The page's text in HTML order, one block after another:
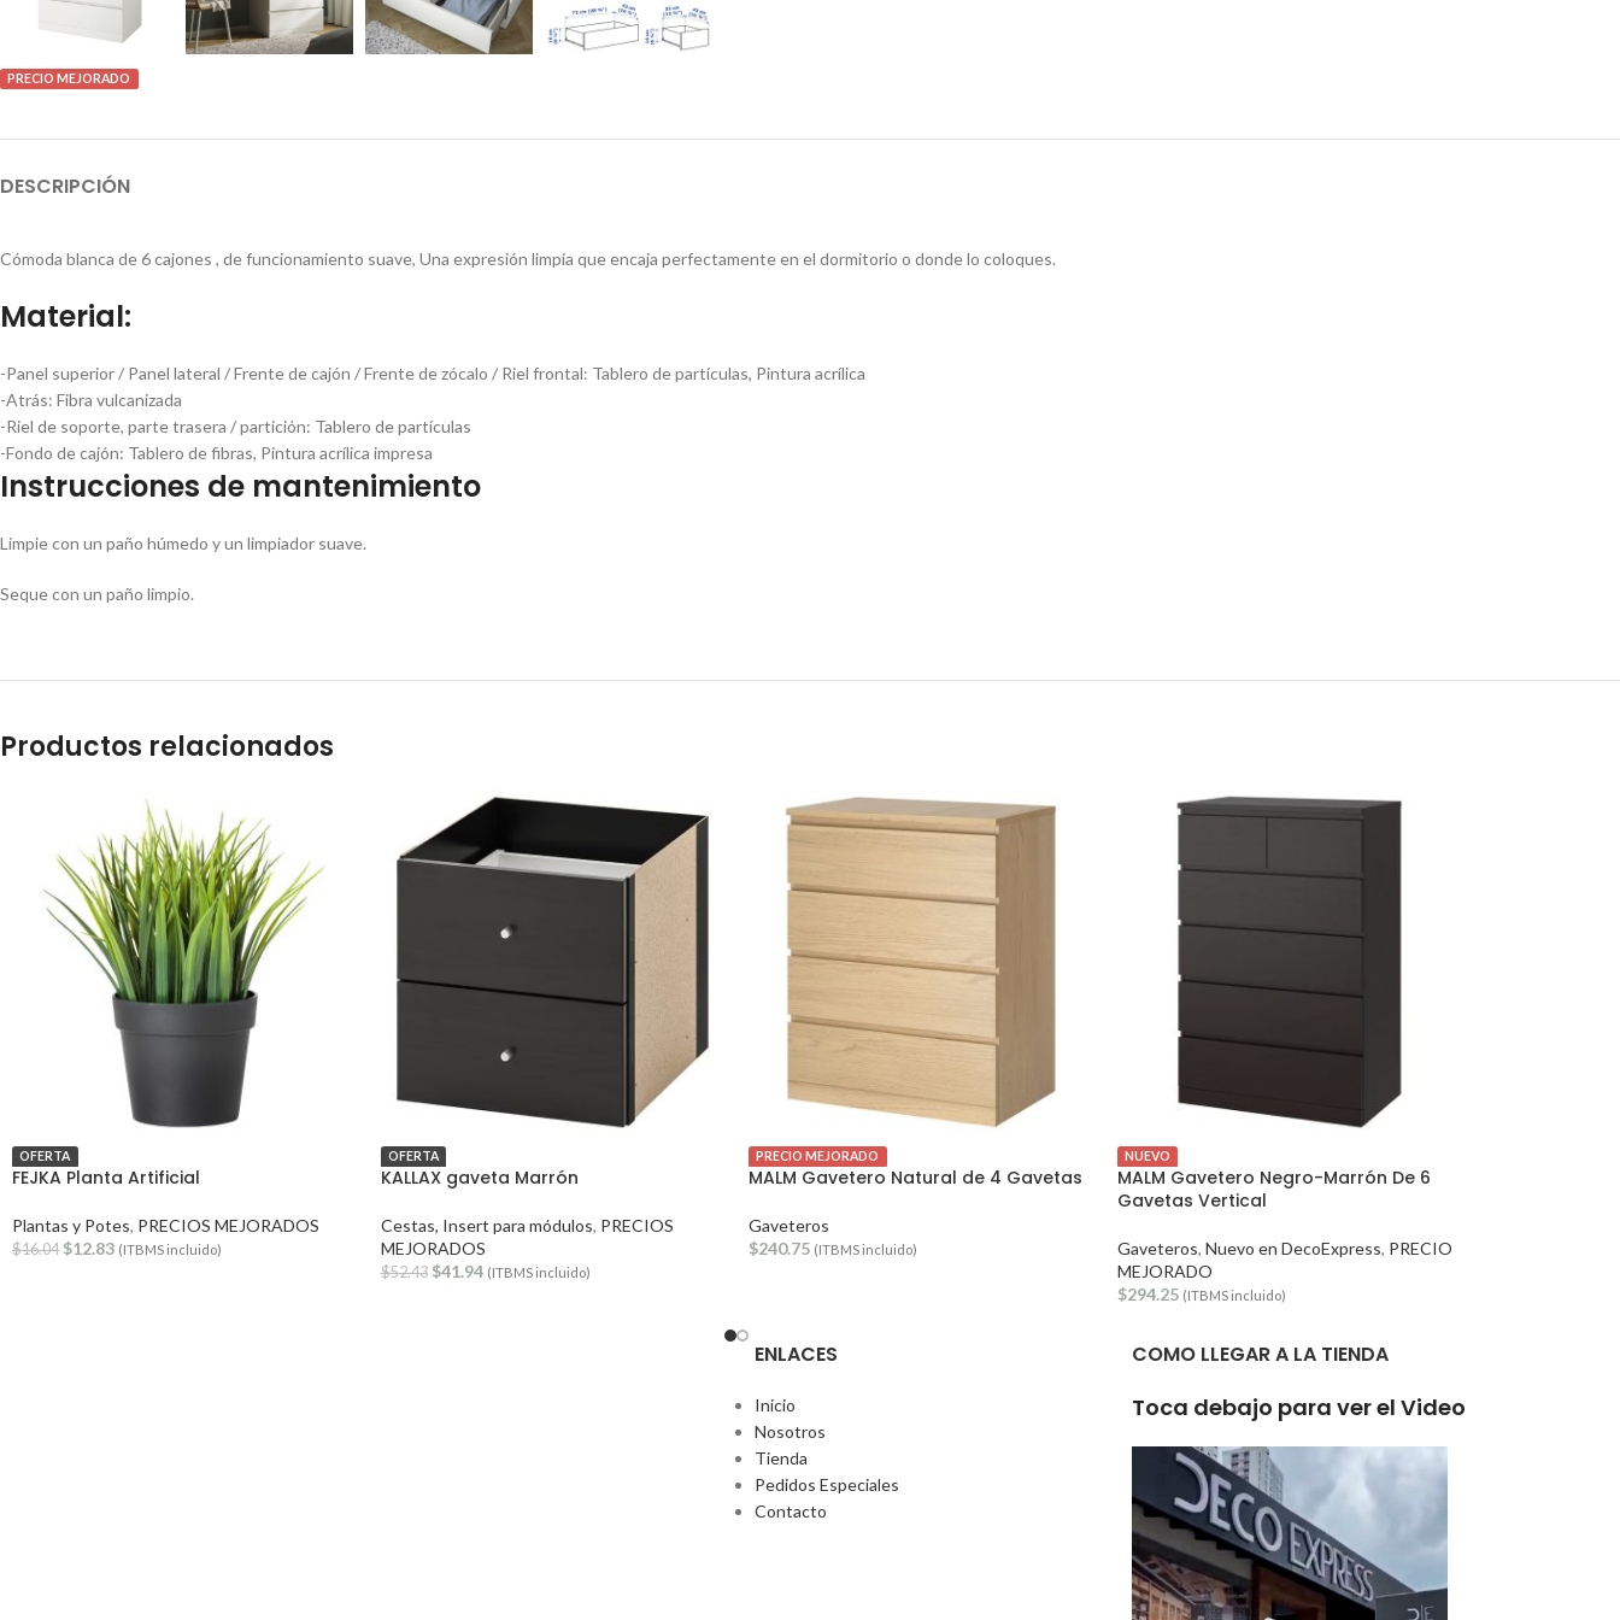
PRECIO MEJORADO
DESCRIPCIÓN
Cómoda blanca de 6 cajones , de funcionamiento suave, Una expresión limpia que encaja perfectamente en el dormitorio o donde lo coloques.
Material:
-Panel superior / Panel lateral / Frente de cajón / Frente de zócalo / Riel frontal: Tablero de partículas, Pintura acrílica
-Atrás: Fibra vulcanizada
-Riel de soporte, parte trasera / partición: Tablero de partículas
-Fondo de cajón: Tablero de fibras, Pintura acrílica impresa
Instrucciones de mantenimiento
Limpie con un paño húmedo y un limpiador suave.
Seque con un paño limpio.
Productos relacionados
OFERTA
FEJKA Planta Artificial
Plantas y Potes, PRECIOS MEJORADOS
$16.04 $12.83 (ITBMS incluido)
OFERTA
KALLAX gaveta Marrón
Cestas, Insert para módulos, PRECIOS
MEJORADOS
$52.43 $41.94 (ITBMS incluido)
PRECIO MEJORADO
MALM Gavetero Natural de 4 Gavetas
Gaveteros
$240.75 (ITBMS incluido)
NUEVO
MALM Gavetero Negro-Marrón De 6
Gavetas Vertical
Gaveteros, Nuevo en DecoExpress, PRECIO
MEJORADO
$294.25 (ITBMS incluido)
ENLACES
Inicio
Nosotros
Tienda
Pedidos Especiales
Contacto
COMO LLEGAR A LA TIENDA
Toca debajo para ver el Video